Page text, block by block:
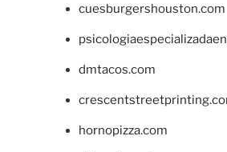
cuesburgershouston.com
dmtacos.com
hornopizza.com